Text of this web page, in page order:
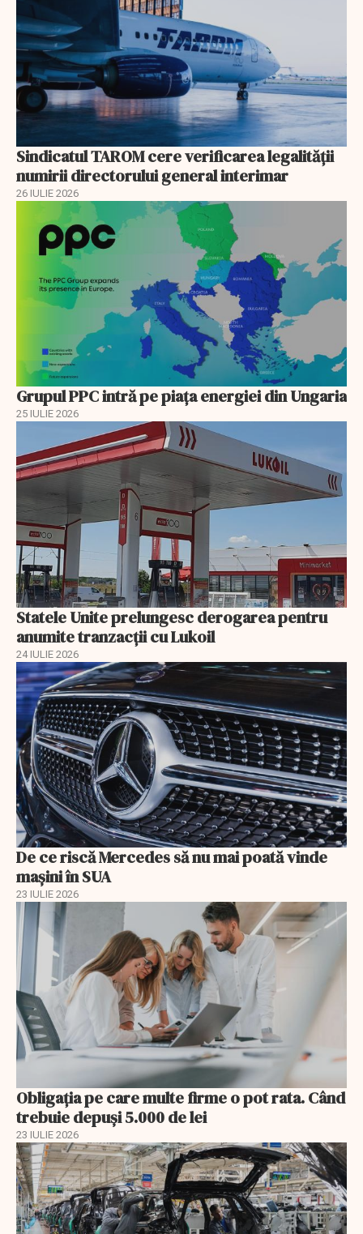
Sindicatul TAROM cere verificarea legalității
numirii directorului general interimar
26 IULIE 2026
Grupul PPC intră pe piața energiei din Ungaria
25 IULIE 2026
Statele Unite prelungesc derogarea pentru
anumite tranzacții cu Lukoil
24 IULIE 2026
De ce riscă Mercedes să nu mai poată vinde
mașini în SUA
23 IULIE 2026
Obligația pe care multe firme o pot rata. Când
trebuie depuși 5.000 de lei
23 IULIE 2026